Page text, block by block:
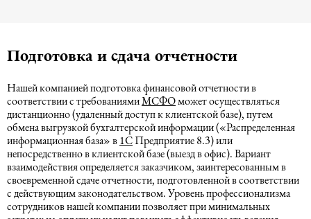
Подготовка и сдача отчетности
Нашей компанией подготовка финансовой отчетности в
соответствии с требованиямиМСФОможет осуществляться
дистанционно (удаленный доступ к клиентской базе), путем
обмена выгрузкой бухгалтерской информации («Распределенная
информационная база» в1СПредприятие 8.3) или
непосредственно в клиентской базе (выезд в офис). Вариант
взаимодействия определяется заказчиком, заинтересованным в
своевременной сдаче отчетности, подготовленной в соответствии
с действующим законодательством. Уровень профессионализма
сотрудников нашей компании позволяет при минимальных